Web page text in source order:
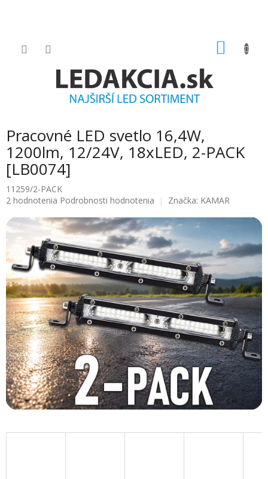
Pracovné LED svetlo 16,4W,
1200lm, 12/24V, 18xLED, 2-PACK
[LB0074]
11259/2-PACK
Priemerné
produktu
je
z
hviezdičiek.
2 hodnotenia Podrobnosti hodnotenia Značka: KAMAR